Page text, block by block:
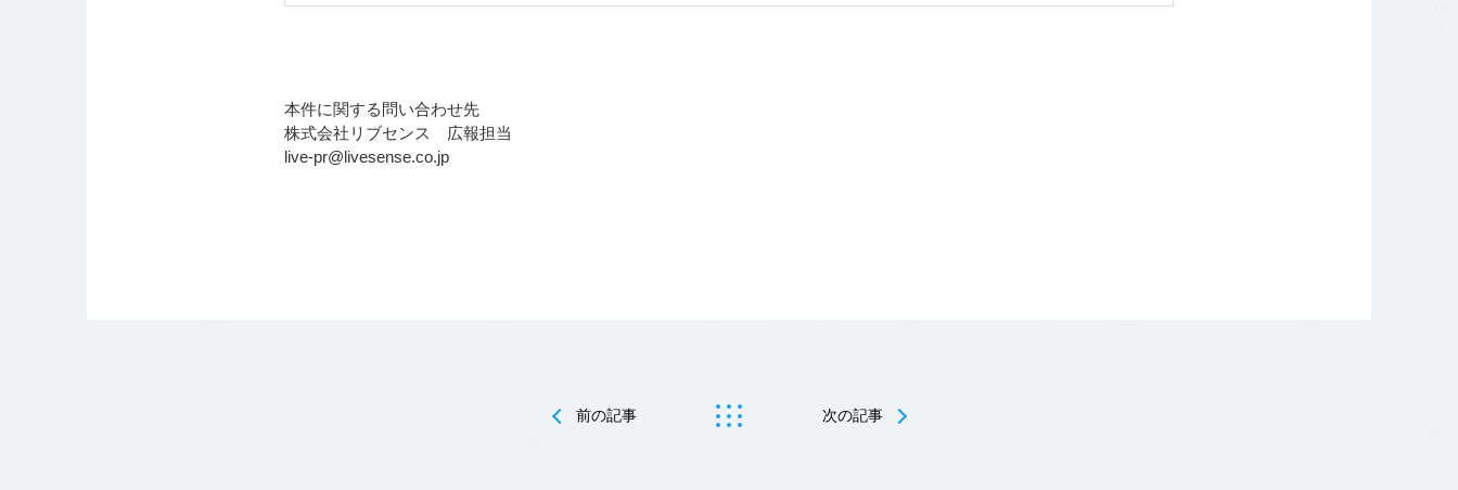
本件に関する問い合わせ先
株式会社リブセンス 広報担当
live-pr@livesense.co.jp
前の記事 次の記事